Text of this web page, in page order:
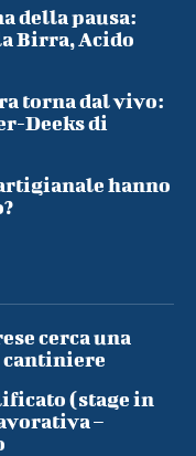
della pausa:
Birra, Acido
torna dal vivo:
Deeks di
hanno
cerca una
cantiniere
(stage in
–